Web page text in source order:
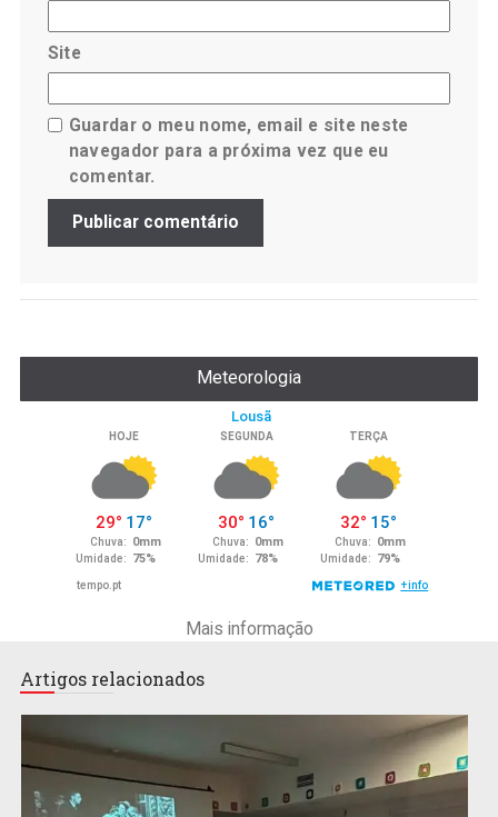
Site
Guardar o meu nome, email e site neste
navegador para a próxima vez que eu
comentar.
Meteorologia
Mais informação
Artigos relacionados